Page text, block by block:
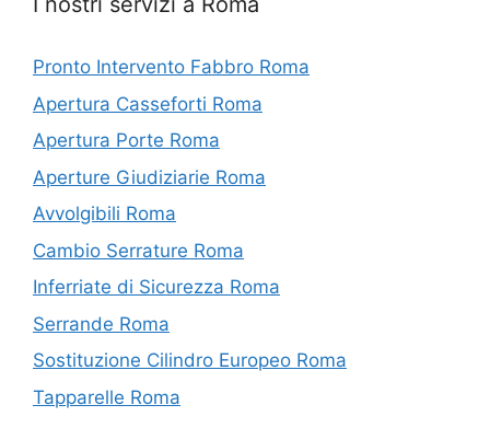
Pronto Intervento Fabbro Roma
Apertura Casseforti Roma
Apertura Porte Roma
Aperture Giudiziarie Roma
Avvolgibili Roma
Cambio Serrature Roma
Inferriate di Sicurezza Roma
Serrande Roma
Sostituzione Cilindro Europeo Roma
Tapparelle Roma